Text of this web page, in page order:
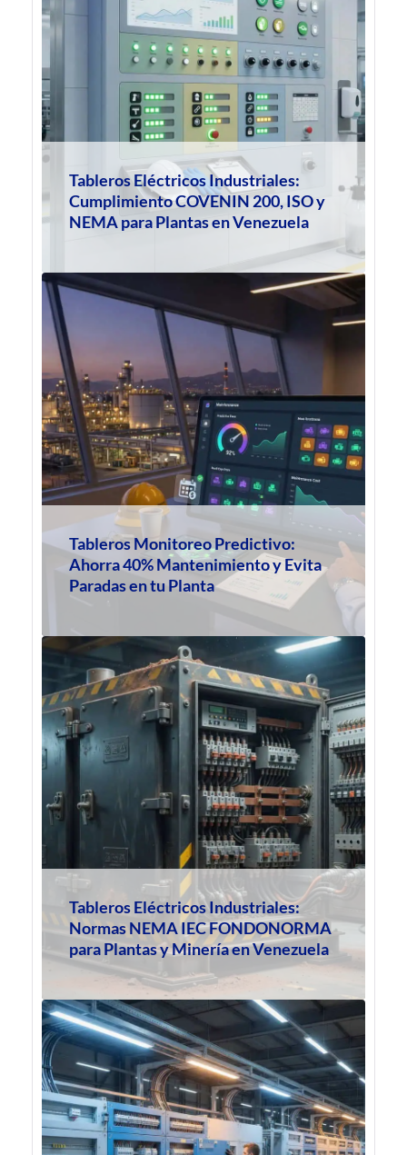
Tableros Eléctricos Industriales:
Cumplimiento COVENIN 200, ISO y
NEMA para Plantas en Venezuela
Tableros Monitoreo Predictivo:
Ahorra 40% Mantenimiento y Evita
Paradas en tu Planta
Tableros Eléctricos Industriales:
Normas NEMA IEC FONDONORMA
para Plantas y Minería en Venezuela